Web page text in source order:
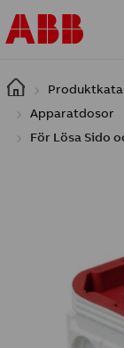
Hoppa till
Apparatdosor
För Lösa Sido